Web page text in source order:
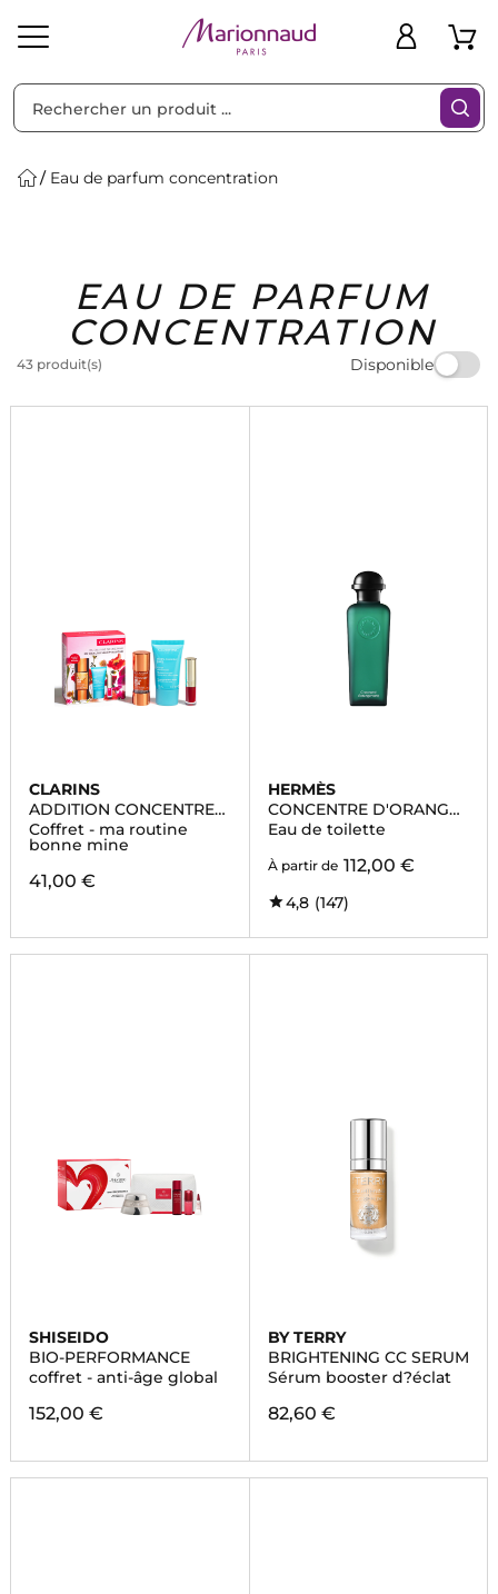
Solaire Homme Marques Idées
Cadeaux
Bons
Plans
Eau de parfum concentration
EAU DE PARFUM
CONCENTRATION
43 produit(s) Disponible
Filtres
CLARINS
ADDITION CONCENTRE
ECLAT
Coffret - ma routine
bonne mine
41,00 €
HERMÈS
CONCENTRE D'ORANGE
VERTE
Eau de toilette
À partir de 112,00 €
4,8 (147)
SHISEIDO
BIO-PERFORMANCE
coffret - anti-âge global
152,00 €
BY TERRY
BRIGHTENING CC SERUM
Sérum booster d?éclat
82,60 €